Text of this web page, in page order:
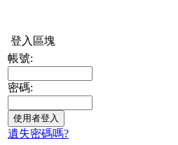
登入區塊
帳號:
密碼:
遺失密碼嗎?